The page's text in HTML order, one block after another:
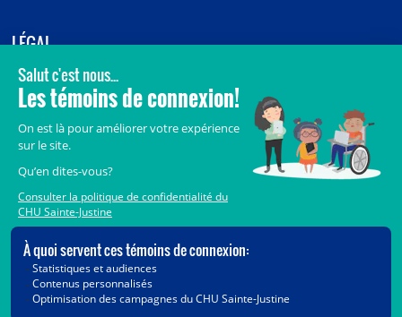
LÉGAL
© 2006-2026CHU Sainte-Justine.
Tous droits réservés.
Crédits
Accès aux documents des organismes publics